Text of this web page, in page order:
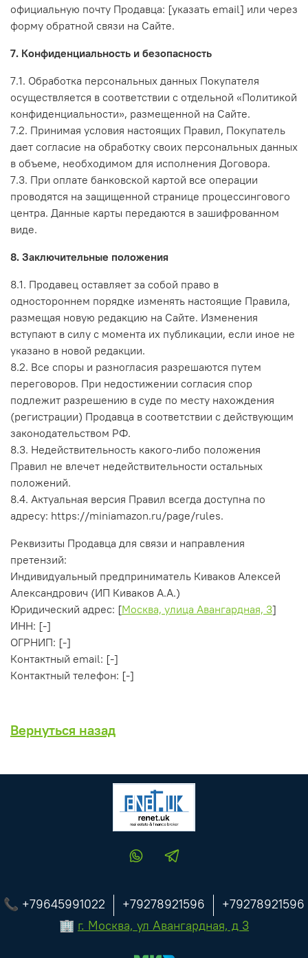
официальную почту Продавца: [указать email] или через
форму обратной связи на Сайте.
7. Конфиденциальность и безопасность
7.1. Обработка персональных данных Покупателя
осуществляется в соответствии с отдельной «Политикой
конфиденциальности», размещенной на Сайте.
7.2. Принимая условия настоящих Правил, Покупатель
дает согласие на обработку своих персональных данных
в объеме, необходимом для исполнения Договора.
7.3. При оплате банковской картой все операции
проводятся на защищенной странице процессингового
центра. Данные карты передаются в зашифрованном
виде.
8. Заключительные положения
8.1. Продавец оставляет за собой право в
одностороннем порядке изменять настоящие Правила,
размещая новую редакцию на Сайте. Изменения
вступают в силу с момента их публикации, если иное не
указано в новой редакции.
8.2. Все споры и разногласия разрешаются путем
переговоров. При недостижении согласия спор
подлежит разрешению в суде по месту нахождения
(регистрации) Продавца в соответствии с действующим
законодательством РФ.
8.3. Недействительность какого-либо положения
Правил не влечет недействительности остальных
положений.
8.4. Актуальная версия Правил всегда доступна по
адресу: https://miniamazon.ru/page/rules.
Реквизиты Продавца для связи и направления
претензий:
Индивидуальный предприниматель Киваков Алексей
Александрович (ИП Киваков А.А.)
Юридический адрес: [Москва, улица Авангардная, 3]
ИНН: [-]
ОГРНИП: [-]
Контактный email: [-]
Контактный телефон: [-]
Вернуться назад
📞 +79645991022 +79278921596
+79278921596
🏢 г. Москва, ул Авангардная, д 3